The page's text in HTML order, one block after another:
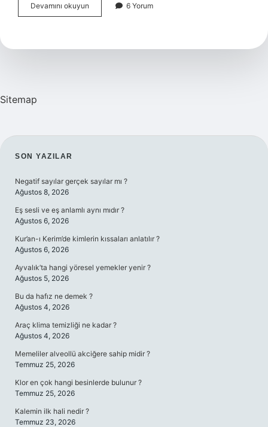
Devamını okuyun
Uzmanı
Maaş
6 Yorum
Sitemap
SIDEBAR
SON YAZILAR
Negatif sayılar gerçek sayılar mı ?
Ağustos 8, 2026
Eş sesli ve eş anlamlı aynı mıdır ?
Ağustos 6, 2026
Kur’an-ı Kerim’de kimlerin kıssaları anlatılır ?
Ağustos 6, 2026
Ayvalık’ta hangi yöresel yemekler yenir ?
Ağustos 5, 2026
Bu da hafız ne demek ?
Ağustos 4, 2026
Araç klima temizliği ne kadar ?
Ağustos 4, 2026
Memeliler alveollü akciğere sahip midir ?
Temmuz 25, 2026
Klor en çok hangi besinlerde bulunur ?
Temmuz 25, 2026
Kalemin ilk hali nedir ?
Temmuz 23, 2026